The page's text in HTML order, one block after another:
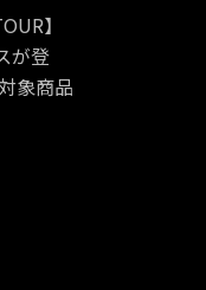
】
が登
象商品